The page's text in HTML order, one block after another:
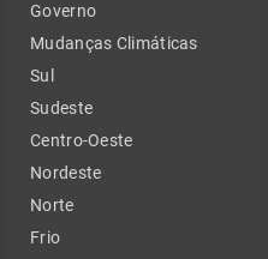
Governo
Mudanças Climáticas
Sul
Sudeste
Centro-Oeste
Nordeste
Norte
Frio